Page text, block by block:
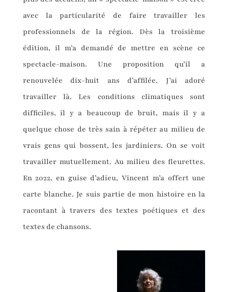
avec la particularité de faire travailler les
professionnels de la région. Dès la troisième
édition, il m’a demandé de mettre en scène ce
spectacle-maison. Une proposition qu’il a
renouvelée dix-huit ans d’affilée. J’ai adoré
travailler là. Les conditions climatiques sont
difficiles, il y a beaucoup de bruit, mais il y a
quelque chose de très sain à répéter au milieu de
vrais gens qui bossent, les jardiniers. On se voit
travailler mutuellement. Au milieu des fleurettes.
En 2022, en guise d’adieu, Vincent m’a offert une
carte blanche. Je suis partie de mon histoire en la
racontant à travers des textes poétiques et des
textes de chansons.